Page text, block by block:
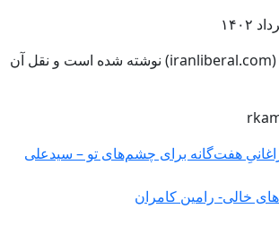
این مقاله برای سایت (iranliberal.com) نوشته شده است و نقل آن
هفت‌گانه برای چشم‌های تو – سیدعلی
خالی- رامین کامران